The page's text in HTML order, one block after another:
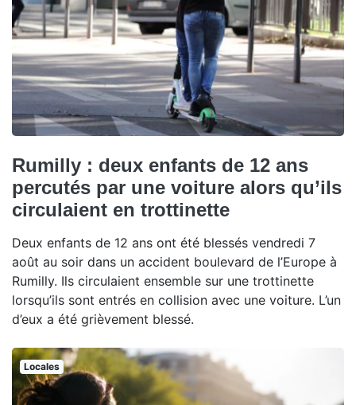
Rumilly : deux enfants de 12 ans
percutés par une voiture alors qu’ils
circulaient en trottinette
Deux enfants de 12 ans ont été blessés vendredi 7
août au soir dans un accident boulevard de l’Europe à
Rumilly. Ils circulaient ensemble sur une trottinette
lorsqu’ils sont entrés en collision avec une voiture. L’un
d’eux a été grièvement blessé.
Locales